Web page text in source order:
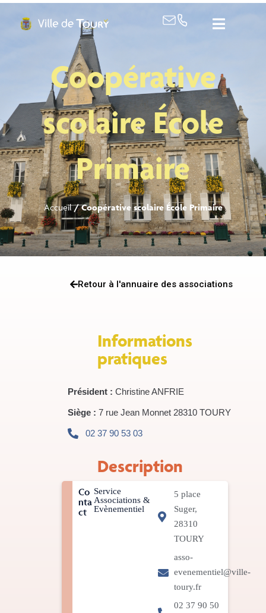
Coopérative
scolaire École
Primaire
Accueil/Coopérative scolaire École Primaire
Retour à l'annuaire des associations
Co
nta
ct
Service
Associations &
Evènementiel
5 place
Suger,
28310
TOURY
asso-
evenementiel@ville-
toury.fr
02 37 90 50
Informations
pratiques
Président : Christine ANFRIE
Siège : 7 rue Jean Monnet 28310 TOURY
02 37 90 53 03
Description